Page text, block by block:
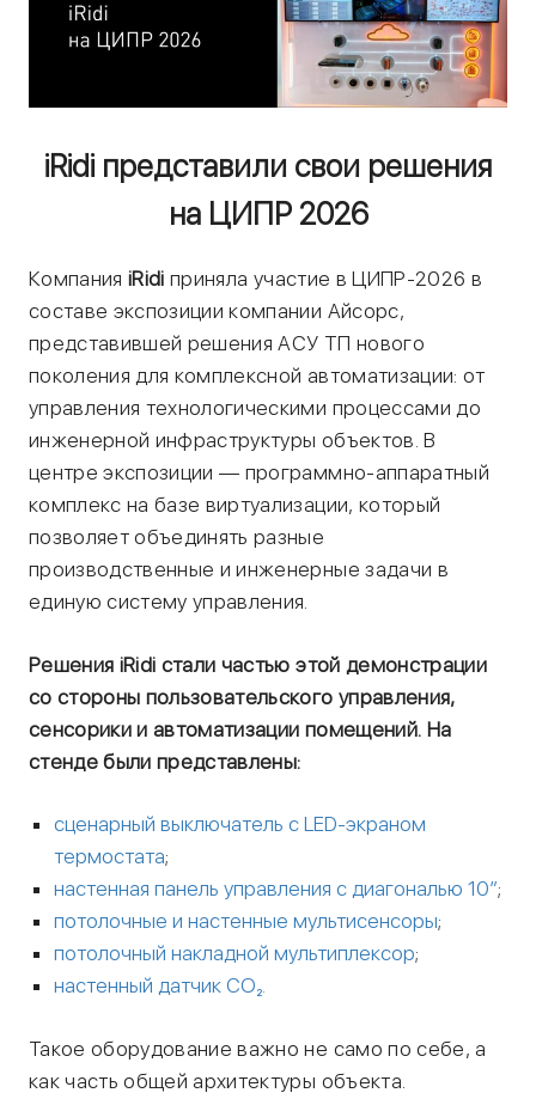
iRidi представили свои решения
на ЦИПР 2026
Компания iRidi приняла участие в ЦИПР-2026 в
составе экспозиции компании Айсорс,
представившей решения АСУ ТП нового
поколения для комплексной автоматизации: от
управления технологическими процессами до
инженерной инфраструктуры объектов. В
центре экспозиции — программно-аппаратный
комплекс на базе виртуализации, который
позволяет объединять разные
производственные и инженерные задачи в
единую систему управления.
Решения iRidi стали частью этой демонстрации
со стороны пользовательского управления,
сенсорики и автоматизации помещений. На
стенде были представлены:
сценарный выключатель с LED-экраном
термостата;
настенная панель управления с диагональю 10”;
потолочные и настенные мультисенсоры;
потолочный накладной мультиплексор;
настенный датчик CO₂.
Такое оборудование важно не само по себе, а
как часть общей архитектуры объекта.